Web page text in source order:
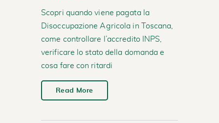
Scopri quando viene pagata la
Disoccupazione Agricola in Toscana,
come controllare l’accredito INPS,
verificare lo stato della domanda e
cosa fare con ritardi
Read More